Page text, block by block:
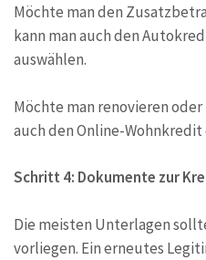
Möchte man den
kann man auch den
auswählen.
Möchte man renovieren
auch den Online-Wohnkredit
Schritt 4: Dokumente zur
Die meisten Unterlagen
vorliegen. Ein erneutes